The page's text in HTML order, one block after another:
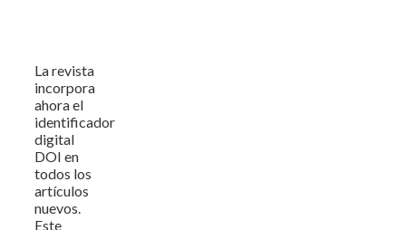
La revista
incorpora
ahora el
identificador
digital
DOI en
todos los
artículos
nuevos.
Este